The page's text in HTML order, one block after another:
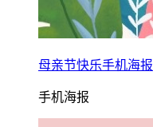
母亲节快乐手机海报
手机海报